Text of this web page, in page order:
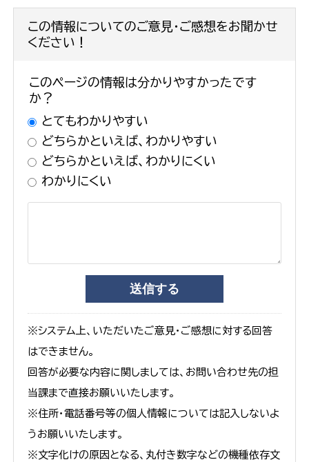
この情報についてのご意見・ご感想をお聞かせ
ください！
このページの情報は分かりやすかったです
か？
とてもわかりやすい
どちらかといえば、わかりやすい
どちらかといえば、わかりにくい
わかりにくい
※システム上、いただいたご意見・ご感想に対する回答
はできません。
回答が必要な内容に関しましては、お問い合わせ先の担
当課まで直接お願いいたします。
※住所・電話番号等の個人情報については記入しないよ
うお願いいたします。
※文字化けの原因となる、丸付き数字などの機種依存文